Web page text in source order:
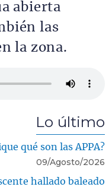
abierta
las
la zona.
Lo último
qué son las APPA?
09/Agosto/2026
hallado baleado